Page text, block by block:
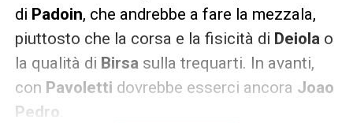
di Padoin, che andrebbe a fare la mezzala,
piuttosto che la corsa e la fisicità di Deiola o
la qualità di Birsa sulla trequarti. In avanti,
con Pavoletti dovrebbe esserci ancora Joao
Pedro